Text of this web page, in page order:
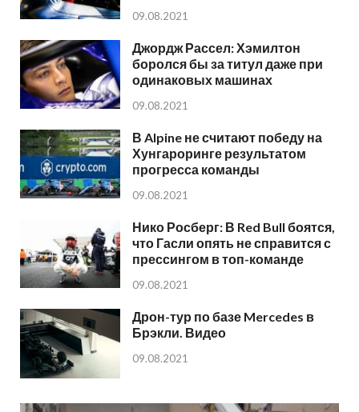
09.08.2021
Джордж Рассел: Хэмилтон
боролся бы за титул даже при
одинаковых машинах
09.08.2021
В Alpine не считают победу на
Хунгароринге результатом
прогресса команды
09.08.2021
Нико Росберг: В Red Bull боятся,
что Гасли опять не справится с
прессингом в топ-команде
09.08.2021
Дрон-тур по базе Mercedes в
Брэкли. Видео
09.08.2021